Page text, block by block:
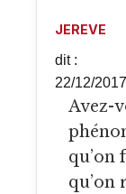
JEREVE
dit :
22/12/
Avez-vous observé ce
qu’on
qu’on